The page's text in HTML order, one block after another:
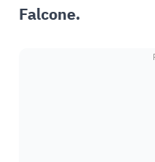
Falcone.